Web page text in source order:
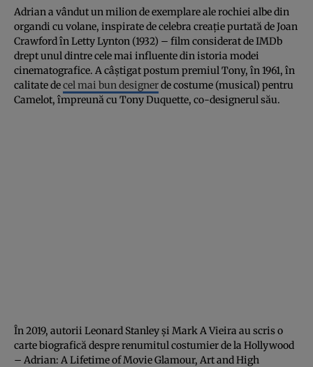
Adrian a vândut un milion de exemplare ale rochiei albe din
organdi cu volane, inspirate de celebra creație purtată de Joan
Crawford în Letty Lynton (1932) – film considerat de IMDb
drept unul dintre cele mai influente din istoria modei
cinematografice. A câștigat postum premiul Tony, în 1961, în
calitate decel mai bun designerde costume (musical) pentru
Camelot, împreună cu Tony Duquette, co-designerul său.
În 2019, autorii Leonard Stanley și Mark A Vieira au scris o
carte biografică despre renumitul costumier de la Hollywood
– Adrian: A Lifetime of Movie Glamour, Art and High